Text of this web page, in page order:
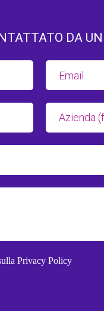
DA
Privacy Policy